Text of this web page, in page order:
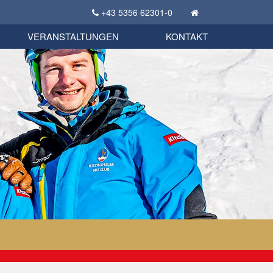
+43 5356 62301-0
KSC Sportgeschichte
Bekleidungsshop
VERANSTALTUNGEN KONTAKT